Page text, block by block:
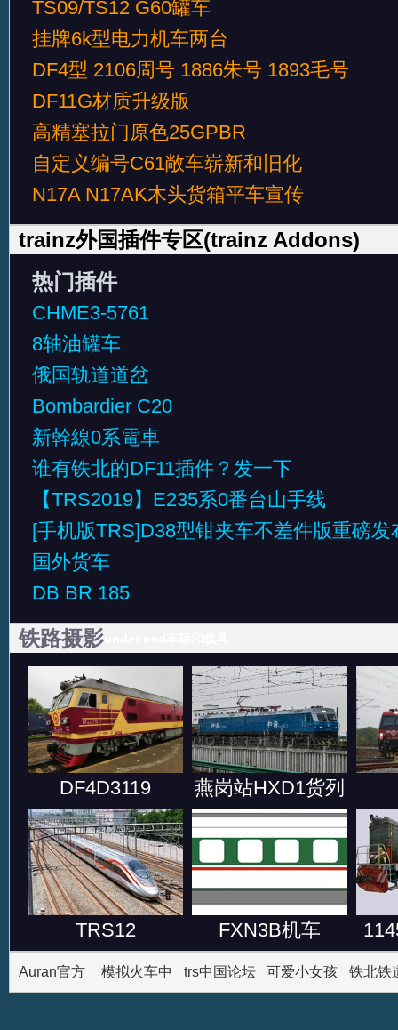
发）
TS09/TS12 G60罐车
挂牌6k型电力机车两台
DF4型 2106周号 1886朱号 1893毛号
DF11G材质升级版
高精塞拉门原色25GPBR
自定义编号C61敞车崭新和旧化
N17A N17AK木头货箱平车宣传
trainz外国插件专区(trainz Addons)
热门插件
CHME3-5761
8轴油罐车
俄国轨道道岔
Bombardier C20
新幹線0系電車
谁有铁北的DF11插件？发一下
【TRS2019】E235系0番台山手线
[手机版TRS]D38型钳夹车不差件版重磅发
国外货车
DB BR 185
铁路摄影
DF4D3119 燕岗站HXD1货列
TRS12
CR400AF-Z
fuxinghao
FXN3B机车
CR200J-Z车头 以
及鼓型系列还有
少
Auran官方
网站
模拟火车中
文论坛
trs中国论坛
可爱小女孩
论坛
铁北铁
业